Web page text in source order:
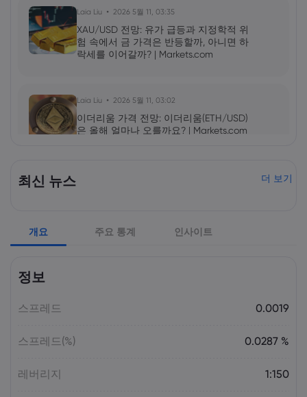
Laia Liu 2026 5월 11, 03:35
XAU/USD 전망: 유가 급등과 지정학적 위
험 속에서 금 가격은 반등할까, 아니면 하
락세를 이어갈까? | Markets.com
Laia Liu 2026 5월 11, 03:02
이더리움 가격 전망: 이더리움(ETH/USD)
은 올해 얼마나 오를까요? | Markets.com
최신 뉴스 더 보기
개요 주요 통계 인사이트
정보
스프레드 0.0019
스프레드(%) 0.0287 %
레버리지 1:150